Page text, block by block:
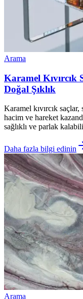
Arama
Karamel Kıvırcık
Doğal Şıklık
Karamel kıvırcık
hacim ve hareket
sağlıklı ve parlak
Daha fazla bilgi edinin
Arama